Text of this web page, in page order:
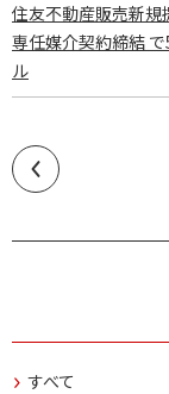
住友不動産販売新
専任媒介契約締結
ル
すべて